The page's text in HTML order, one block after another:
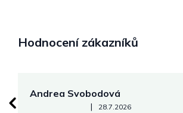
Hodnocení zákazníků
Andrea Svobodová
Hodnocení obchodu je 5 z 5 hvězdiček.
| 28.7.2026